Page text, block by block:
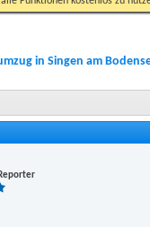
in Singen am